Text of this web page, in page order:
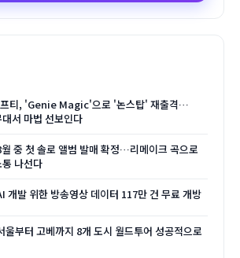
티, 'Genie Magic'으로 '논스탑' 재출격…
서 마법 선보인다
중 첫 솔로 앨범 발매 확정…리메이크 곡으로
나선다
개발 위한 방송영상 데이터 117만 건 무료 개방
울부터 고베까지 8개 도시 월드투어 성공적으로